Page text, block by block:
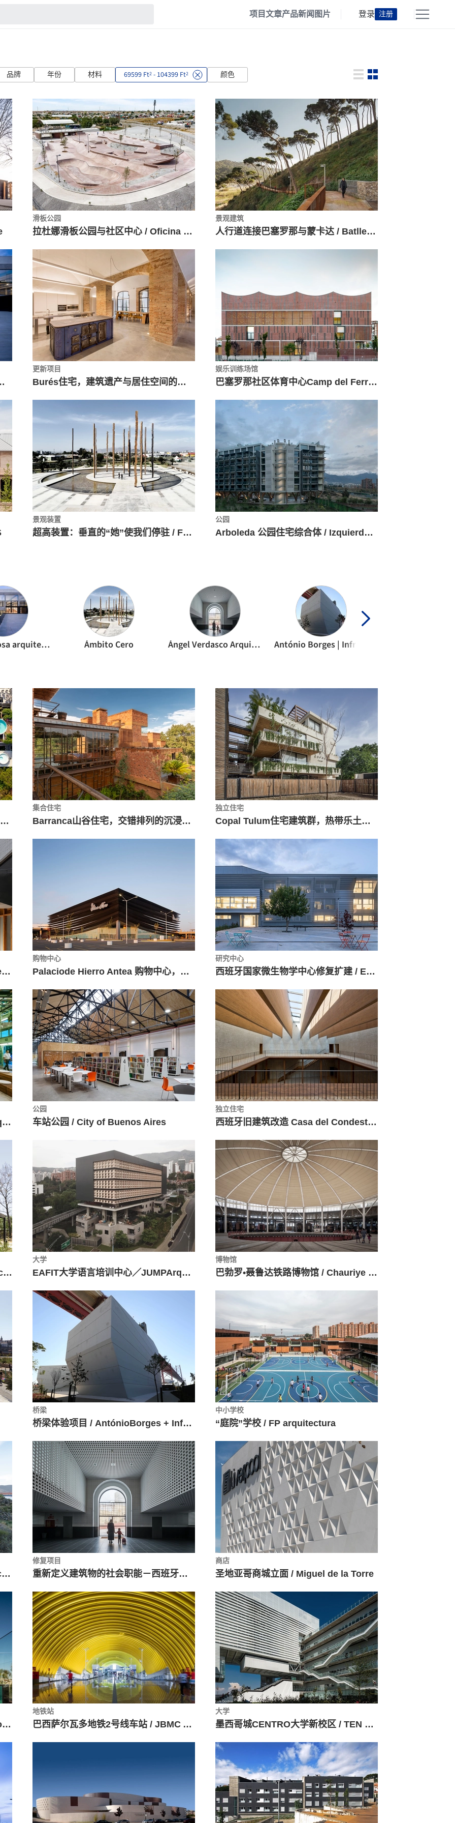
项目文章产品新闻 图片 登录 注册
品牌 年份 材料 69599 Ft2 - 104399 Ft2 颜色
滑板公园
拉杜娜滑板公园与社区中心 / Oficina de VinculaciónUNAM + Valia Wright + Eduardo Peón + Elías Group
景观建筑
人行道连接巴塞罗那与蒙卡达 / Batlleiroig
混凝土结构
更新项目
Burés住宅，建筑遗产与居住空间的叠加 / TdB Arquitectura + Estudio Vilablanch
娱乐训练场馆
巴塞罗那社区体育中心Camp del Ferro / AIA + Barceló Balanzó Arquitectes + Gustau Gili Galfetti
景观装置
超高装置：垂直的“她”使我们停驻 / Fernando Prats + Ámbito Cero + elton_léniz + Cruz-Mandiola
公园
Arboleda 公园住宅综合体 / Izquierdo Lehmann
Alonso + Sosa arquitectos Ámbito Cero Ángel Verdasco Arquitectos
墨西哥滨海退台公寓 / Francisco Pardo Arquitecto
集合住宅
Barranca山谷住宅，交错排列的沉浸式景观 / Taller de Arquitectura X / Alberto Kalach + Iván Ramírez
独立住宅
Copal Tulum住宅建筑群，热带乐土的乡野逸趣 / Studio Arquitectos
厄瓜多尔山谷自然大楼 / Diez + Muller Arquitectos
购物中心
Palaciode Hierro Antea 购物中心，层层叠加的漂浮立面 / Sordo Madaleno Arquitectos
研究中心
西班牙国家微生物学中心修复扩建 / Enrique Fombella Guillem + Marta Pastor Estébanez
巴西社区活动中心 SESC / Teuba Arquitetura e Urbanismo
公园
车站公园 / City of Buenos Aires
独立住宅
西班牙旧建筑改造 Casa del Condestable / Tabuenca & Leache, Arquitectos
Qalma 垂直公寓楼 / Carazo Arquitectura
大学
EAFIT大学语言培训中心／JUMPArquitectos
博物馆
巴勃罗•聂鲁达铁路博物馆 / Chauriye Stäger Arquitectos
桥梁
桥梁体验项目 / AntónioBorges + Infraestruturas de Portugal + IP Património
中小学校
“庭院”学校 / FP arquitectura
普拉森西亚礼堂和会议中心 / Selgascano
修复项目
重新定义建筑物的社会职能－西班牙小城中央市场改造 / Ángel Verdasco Arquitectos
商店
圣地亚哥商城立面 / Miguel de la Torre
勒克斯公园酒店 / Arquitectos Aliados + PROMONTORIO
地铁站
巴西萨尔瓦多地铁2号线车站 / JBMC Arquitetura e Urbanismo
大学
墨西哥城CENTRO大学新校区 / TEN 建筑事务所